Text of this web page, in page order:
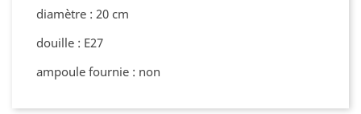
diamètre : 20 cm
douille : E27
ampoule fournie : non